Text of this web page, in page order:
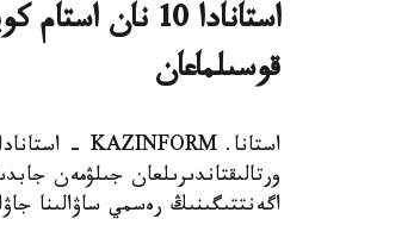
استانادا 10
قوسىلماعان
اگەنتتىگىنىڭ رەسمي ساۋالىنا